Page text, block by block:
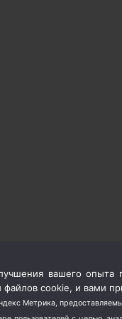
вашего опыта
файлов cookie, и вами
Метрика,